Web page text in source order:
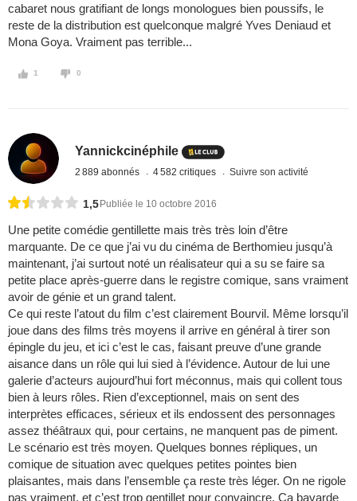
cabaret nous gratifiant de longs monologues bien poussifs, le
reste de la distribution est quelconque malgré Yves Deniaud et
Mona Goya. Vraiment pas terrible...
1 0
Yannickcinéphile
2 889 abonnés 4 582 critiques Suivre son activité
1,5 Publiée le 10 octobre 2016
Une petite comédie gentillette mais très très loin d’être
marquante. De ce que j’ai vu du cinéma de Berthomieu jusqu’à
maintenant, j’ai surtout noté un réalisateur qui a su se faire sa
petite place après-guerre dans le registre comique, sans vraiment
avoir de génie et un grand talent.
Ce qui reste l’atout du film c’est clairement Bourvil. Même lorsqu’il
joue dans des films très moyens il arrive en général à tirer son
épingle du jeu, et ici c’est le cas, faisant preuve d’une grande
aisance dans un rôle qui lui sied à l’évidence. Autour de lui une
galerie d’acteurs aujourd’hui fort méconnus, mais qui collent tous
bien à leurs rôles. Rien d’exceptionnel, mais on sent des
interprètes efficaces, sérieux et ils endossent des personnages
assez théâtraux qui, pour certains, ne manquent pas de piment.
Le scénario est très moyen. Quelques bonnes répliques, un
comique de situation avec quelques petites pointes bien
plaisantes, mais dans l’ensemble ça reste très léger. On ne rigole
pas vraiment, et c’est trop gentillet pour convaincre. Ça bavarde